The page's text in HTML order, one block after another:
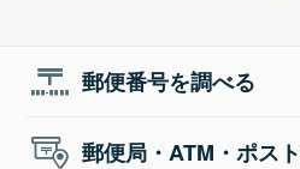
郵便番号を調べる
郵便局・ATM・ポス